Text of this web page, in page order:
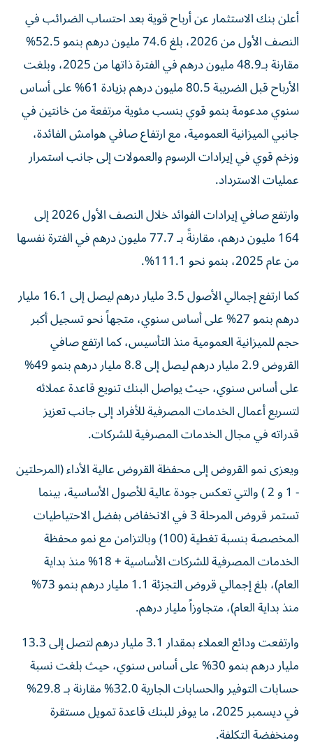
أعلن بنك الاستثمار عن أرباح قوية بعد احتساب الضرائب في
النصف الأول من 2026، بلغ 74.6 مليون درهم بنمو 52.5%
مقارنة بـ48.9 مليون درهم في الفترة ذاتها من 2025، وبلغت
الأرباح قبل الضريبة 80.5 مليون درهم بزيادة 61% على أساس
سنوي مدعومة بنمو قوي بنسب مئوية مرتفعة من خانتين في
جانبي الميزانية العمومية، مع ارتفاع صافي هوامش الفائدة،
وزخم قوي في إيرادات الرسوم والعمولات إلى جانب استمرار
عمليات الاسترداد.
وارتفع صافي إيرادات الفوائد خلال النصف الأول 2026 إلى
164 مليون درهم، مقارنةً بـ 77.7 مليون درهم في الفترة نفسها
من عام 2025، بنمو نحو 111.1%.
كما ارتفع إجمالي الأصول 3.5 مليار درهم ليصل إلى 16.1 مليار
درهم بنمو 27% على أساس سنوي، متجهاً نحو تسجيل أكبر
حجم للميزانية العمومية منذ التأسيس، كما ارتفع صافي
القروض 2.9 مليار درهم ليصل إلى 8.8 مليار درهم بنمو 49%
على أساس سنوي، حيث يواصل البنك تنويع قاعدة عملائه
لتسريع أعمال الخدمات المصرفية للأفراد إلى جانب تعزيز
قدراته في مجال الخدمات المصرفية للشركات.
ويعزى نمو القروض إلى محفظة القروض عالية الأداء (المرحلتين
- 1 و 2 ) والتي تعكس جودة عالية للأصول الأساسية، بينما
تستمر قروض المرحلة 3 في الانخفاض بفضل الاحتياطيات
المخصصة بنسبة تغطية (100) وبالتزامن مع نمو محفظة
الخدمات المصرفية للشركات الأساسية + 18% منذ بداية
العام)، بلغ إجمالي قروض التجزئة 1.1 مليار درهم بنمو 73%
منذ بداية العام)، متجاوزاً مليار درهم.
وارتفعت ودائع العملاء بمقدار 3.1 مليار درهم لتصل إلى 13.3
مليار درهم بنمو 30% على أساس سنوي، حيث بلغت نسبة
حسابات التوفير والحسابات الجارية 32.0% مقارنة بـ 29.8%
في ديسمبر 2025، ما يوفر للبنك قاعدة تمويل مستقرة
ومنخفضة التكلفة.